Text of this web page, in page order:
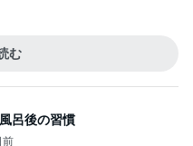
む
呂後の習慣
前